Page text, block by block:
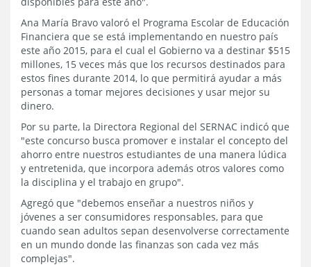
Ana María Bravo valoró el Programa Escolar de Educación
Financiera que se está implementando en nuestro país
este año 2015, para el cual el Gobierno va a destinar $515
millones, 15 veces más que los recursos destinados para
estos fines durante 2014, lo que permitirá ayudar a más
personas a tomar mejores decisiones y usar mejor su
dinero.
Por su parte, la Directora Regional del SERNAC indicó que
"este concurso busca promover e instalar el concepto del
ahorro entre nuestros estudiantes de una manera lúdica
y entretenida, que incorpora además otros valores como
la disciplina y el trabajo en grupo".
Agregó que "debemos enseñar a nuestros niños y
jóvenes a ser consumidores responsables, para que
cuando sean adultos sepan desenvolverse correctamente
en un mundo donde las finanzas son cada vez más
complejas".